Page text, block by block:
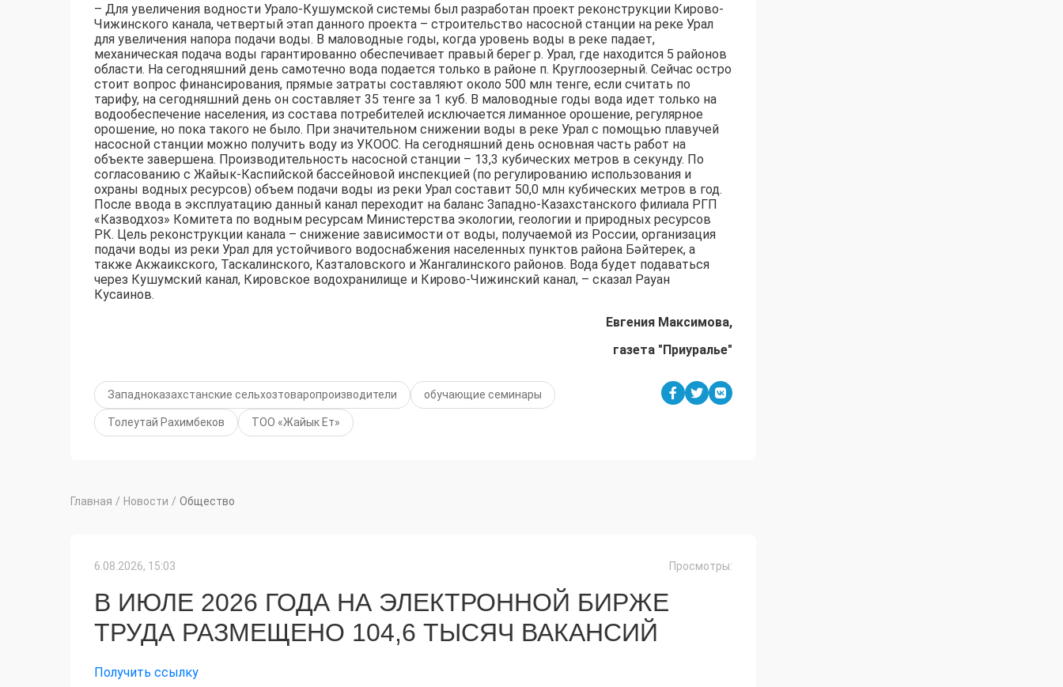
– Для увеличения водности Урало-Кушумской системы был разработан проект реконструкции Кирово-
Чижинского канала, четвертый этап данного проекта – строительство насосной станции на реке Урал
для увеличения напора подачи воды. В маловодные годы, когда уровень воды в реке падает,
механическая подача воды гарантированно обеспечивает правый берег р. Урал, где находится 5 районов
области. На сегодняшний день самотечно вода подается только в районе п. Круглоозерный. Сейчас остро
стоит вопрос финансирования, прямые затраты составляют около 500 млн тенге, если считать по
тарифу, на сегодняшний день он составляет 35 тенге за 1 куб. В маловодные годы вода идет только на
водообеспечение населения, из состава потребителей исключается лиманное орошение, регулярное
орошение, но пока такого не было. При значительном снижении воды в реке Урал с помощью плавучей
насосной станции можно получить воду из УКООС. На сегодняшний день основная часть работ на
объекте завершена. Производительность насосной станции – 13,3 кубических метров в секунду. По
согласованию с Жайык-Каспийской бассейновой инспекцией (по регулированию использования и
охраны водных ресурсов) объем подачи воды из реки Урал составит 50,0 млн кубических метров в год.
После ввода в эксплуатацию данный канал переходит на баланс Западно-Казахстанского филиала РГП
«Казводхоз» Комитета по водным ресурсам Министерства экологии, геологии и природных ресурсов
РК. Цель реконструкции канала – снижение зависимости от воды, получаемой из России, организация
подачи воды из реки Урал для устойчивого водоснабжения населенных пунктов района Бәйтерек, а
также Акжаикского, Таскалинского, Казталовского и Жангалинского районов. Вода будет подаваться
через Кушумский канал, Кировское водохранилище и Кирово-Чижинский канал, – сказал Рауан
Кусаинов.
Евгения Максимова,
газета "Приуралье"
Западноказахстанские сельхозтоваропроизводители обучающие семинары
Толеутай Рахимбеков ТОО «Жайык Ет»
Главная / Новости / Общество
6.08.2026, 15:03 Просмотры:
В ИЮЛЕ 2026 ГОДА НА ЭЛЕКТРОННОЙ БИРЖЕ
ТРУДА РАЗМЕЩЕНО 104,6 ТЫСЯЧ ВАКАНСИЙ
Получить ссылку